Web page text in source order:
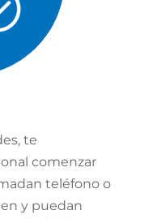
te
comenzar
teléfono o
y puedan